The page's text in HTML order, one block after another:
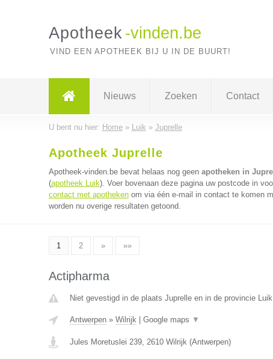
Apotheek -vinden.be
VIND EEN APOTHEEK BIJ U IN DE BUURT!
Nieuws Zoeken Contact
U bent nu hier: Home» Luik » Juprelle
Apotheek Juprelle
Apotheek-vinden.be bevat helaas nog geen apotheken in
(apotheek Luik). Voer bovenaan deze pagina uw postcode in
contact met apothekenom via één e-mail in contact te komen
worden nu overige resultaten getoond.
1 2 » »»
Actipharma
Niet gevestigd in de plaats Juprelle en in de provincie
Antwerpen» Wilrijk| Google maps ▼
Jules Moretuslei 239, 2610 Wilrijk(Antwerpen)